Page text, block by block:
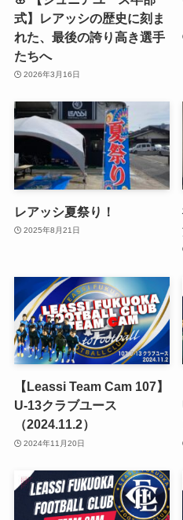
式】レアッシの歴史に刻ま
れた、最後の誇り高き選手
たちへ
2026年3月16日
レアッシ夏祭り！
2025年8月21日
【Leassi Team Cam 107】
U-13クラブユース
（2024.11.2）
2024年11月20日